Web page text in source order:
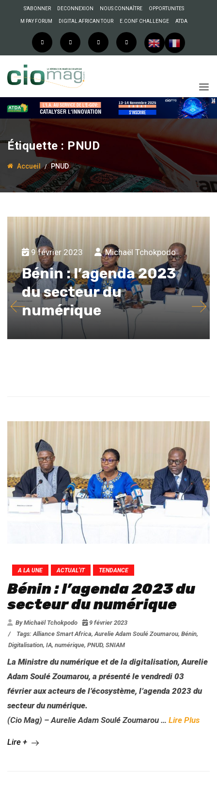
S’ABONNER DECONNEXION NOUS CONNAÎTRE OPPORTUNITES
M PAY FORUM DIGITAL AFRICAN TOUR E.CONF CHALLENGE ATDA
Étiquette : PNUD
Accueil PNUD
9 février 2023 Michaël Tchokpodo
Bénin : l’agenda 2023
du secteur du
numérique
A LA UNE ACTUAL’IT TENDANCE
Bénin : l’agenda 2023 du
secteur du numérique
By Michaël Tchokpodo
9 février 2023
/
Tags: Alliance Smart Africa, Aurelie Adam Soulé Zoumarou, Bénin,
Digitalisation, IA, numérique, PNUD, SNIAM
La Ministre du numérique et de la digitalisation, Aurelie
Adam Soulé Zoumarou, a présenté le vendredi 03
février aux acteurs de l’écosystème, l’agenda 2023 du
secteur du numérique.
(Cio Mag) – Aurelie Adam Soulé Zoumarou … Lire Plus
Lire +